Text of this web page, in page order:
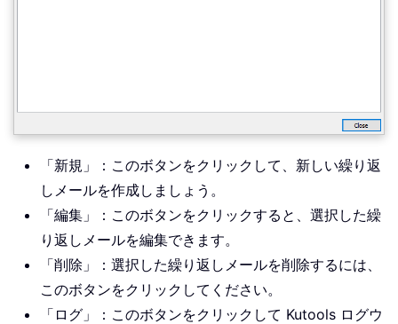
「新規」：このボタンをクリックして、新しい繰り返
しメールを作成しましょう。
「編集」：このボタンをクリックすると、選択した繰
り返しメールを編集できます。
「削除」：選択した繰り返しメールを削除するには、
このボタンをクリックしてください。
「ログ」：このボタンをクリックして Kutools ログウ